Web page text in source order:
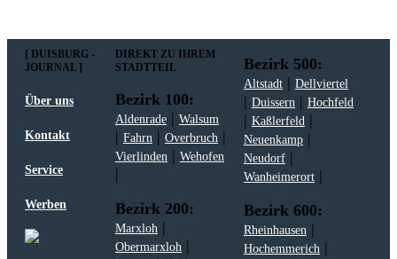
[ DUISBURG -
JOURNAL ]
Über uns
Kontakt
Service
Werben
DIREKT ZU IHREM
STADTTEIL
Bezirk 100:
Aldenrade| Walsum
| Fahrn | Overbruch |
Vierlinden | Wehofen
|
Bezirk 200:
Marxloh |
Obermarxloh |
Bezirk 500:
Altstadt| Dellviertel
| Duissern | Hochfeld
| Kaßlerfeld |
Neuenkamp|
Neudorf|
Wanheimerort|
Bezirk 600:
Rheinhausen |
Hochemmerich |